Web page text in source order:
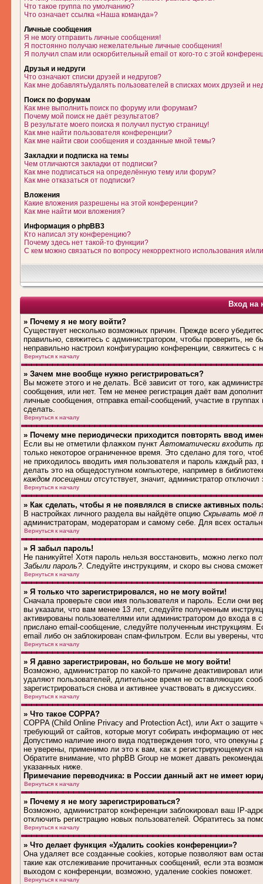
Что такое группа по умолчанию?
Что означает ссылка «Наша команда»?
Личные сообщения
Я не могу отправить личные сообщения!
Я постоянно получаю нежелательные личные сообщения!
Я получил спам или оскорбительный email от кого-то с этой
Друзья и недруги
Что означают списки друзей и недругов?
Как мне добавлять/удалять пользователей в списках моих друзей и
Поиск по форумам
Как мне выполнить поиск по форуму или форумам?
Почему мой поиск не даёт результатов?
В результате моего поиска я получил пустую страницу!
Как мне найти пользователя конференции?
Как мне найти свои сообщения и созданные мной темы?
Закладки и подписка на темы
Чем отличаются закладки от подписки?
Как мне подписаться на определённую тему или форум?
Как мне отказаться от подписки?
Вложения
Какие вложения разрешены на этой конференции?
Как мне найти мои вложения?
Информация о phpBB3
Кто написал эту конференцию?
Почему здесь нет такой-то функции?
С кем можно связаться по вопросу некорректного использования и/
Вход на
» Почему я не могу войти?
Существует несколько возможных причин. Прежде всего
правильно, свяжитесь с администратором, чтобы проверить, не
неправильно настроил конфигурацию конференции, свяжитесь с
Вернуться к началу
» Зачем мне вообще нужно регистрироваться?
Вы можете этого и не делать. Всё зависит от того, как
сообщения, или нет. Тем не менее регистрация даёт вам
личные сообщения, отправка email-сообщений, участие в
сделать.
Вернуться к началу
» Почему мне периодически приходится повторять ввод
Если вы не отметили флажком пунктАвтоматически входить
только некоторое ограниченное время. Это сделано для того,
не приходилось вводить имя пользователя и пароль каждый
делать это на общедоступном компьютере, например в
каждом посещении отсутствует, значит, администратор
Вернуться к началу
» Как сделать, чтобы я не появлялся в списке активных
В настройках личного раздела вы найдёте опцию Скрывать моё
администраторам, модераторам и самому себе. Для всех
Вернуться к началу
» Я забыл пароль!
Не паникуйте! Хотя пароль нельзя восстановить, можно легко
Забыли пароль?. Следуйте инструкциям, и скоро вы снова
Вернуться к началу
» Я только что зарегистрировался, но не могу войти!
Сначала проверьте свои имя пользователя и пароль. Если они
вы указали, что вам менее 13 лет, следуйте полученным
активированы пользователями или администратором до входа
прислано email-сообщение, следуйте полученным инструкциям.
email либо он заблокирован спам-фильтром. Если вы уверены,
Вернуться к началу
» Я давно зарегистрирован, но больше не могу войти!
Возможно, администратор по какой-то причине деактивировал
удаляют пользователей, длительное время не оставляющих
зарегистрироваться снова и активнее участвовать в дискуссиях.
Вернуться к началу
» Что такое COPPA?
COPPA (Child Online Privacy and Protection Act), или Акт о защите
требующий от сайтов, которые могут собирать информацию от
Допустимо наличие иного вида подтверждения того, что
не уверены, применимо ли это к вам, как к регистрирующемуся
Обратите внимание, что phpBB Group не может давать
указанных ниже.
Примечание переводчика: в России данный акт не имеет
Вернуться к началу
» Почему я не могу зарегистрироваться?
Возможно, администратор конференции заблокировал ваш IP-
отключить регистрацию новых пользователей. Обратитесь за
Вернуться к началу
» Что делает функция «Удалить cookies конференции»?
Она удаляет все созданные cookies, которые позволяют вам
такие как отслеживание прочитанных сообщений, если эта
выходом с конференции, возможно, удаление cookies поможет.
Вернуться к началу